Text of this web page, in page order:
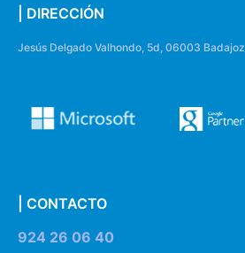
| DIRECCIÓN
Jesús Delgado Valhondo, 5d, 06003 Badajoz
| CONTACTO
924 26 06 40